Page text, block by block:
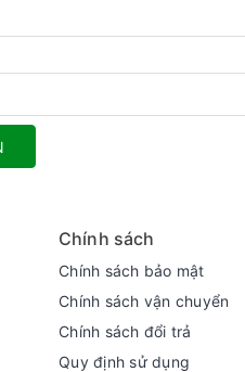
Chính sách
Chính sách bảo mật
Chính sách vận chuyển
Chính sách đổi trả
Quy định sử dụng